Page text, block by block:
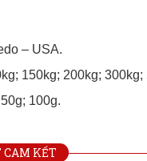
– USA.
150kg; 200kg; 300kg;
100g.
CAM KẾT